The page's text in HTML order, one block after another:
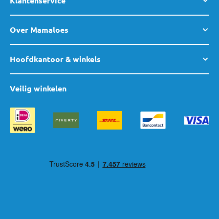
Over Mamaloes
Hoofdkantoor & winkels
Veilig winkelen